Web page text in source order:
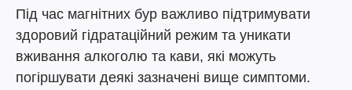
Під час магнітних бур важливо підтримувати
здоровий гідратаційний режим та уникати
вживання алкоголю та кави, які можуть
погіршувати деякі зазначені вище симптоми.